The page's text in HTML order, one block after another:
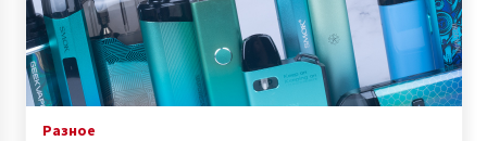
Пенсионер поступил в университет и там
встретил свою любовь
7 лет ago
Разное